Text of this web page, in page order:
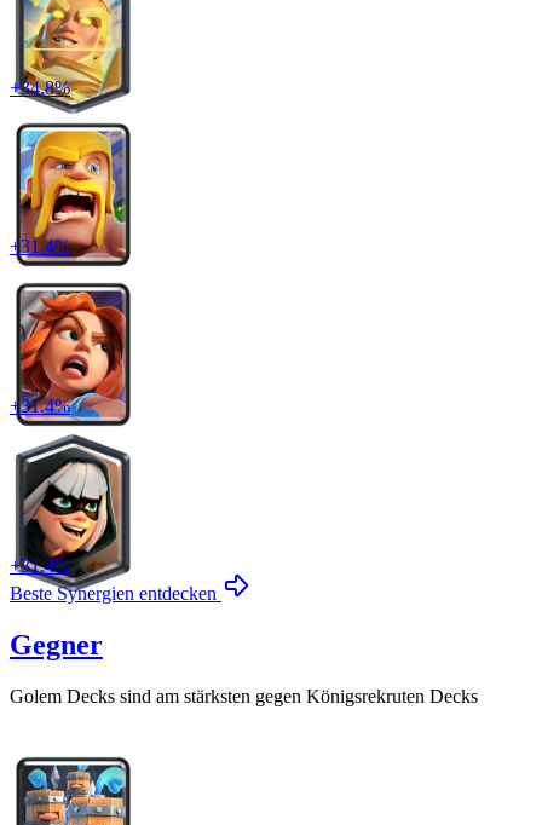
+34.8%
+31.4%
+31.4%
+31.4%
Beste Synergien entdecken
Gegner
Golem Decks sind am stärksten gegen Königsrekruten Decks